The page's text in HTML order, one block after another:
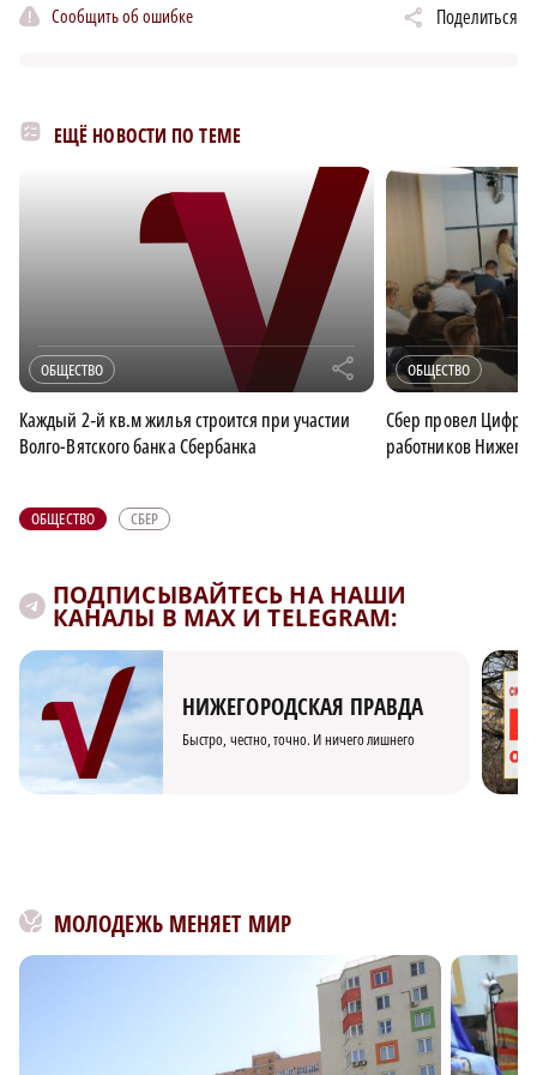
Сообщить об ошибке Поделиться
ЕЩЁ НОВОСТИ ПО ТЕМЕ
ОБЩЕСТВО r
Каждый 2‑й кв.м жилья строится при участии
Волго-Вятского банка Сбербанка
ОБЩЕСТВО
Сбер провел
работников
ОБЩЕСТВО СБЕР
ПОДПИСЫВАЙТЕСЬ НА НАШИ
КАНАЛЫ В MAX И TELEGRAM:
НИЖЕГОРОДСКАЯ ПРАВДА
Быстро, честно, точно. И ничего лишнего
МОЛОДЕЖЬ МЕНЯЕТ МИР